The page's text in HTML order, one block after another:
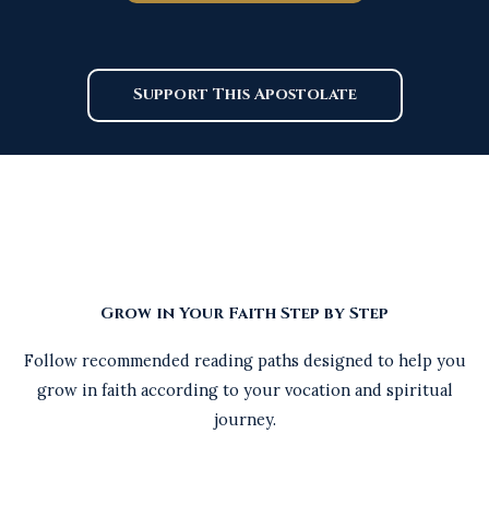
Support This Apostolate
Grow in Your Faith Step by Step
Follow recommended reading paths designed to help you
grow in faith according to your vocation and spiritual
journey.